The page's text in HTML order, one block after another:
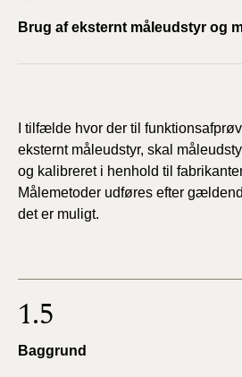
Brug af eksternt måleudstyr og
I tilfælde hvor der til
eksternt måleudstyr, skal
og kalibreret i henhold til
Målemetoder udføres efter
det er muligt.
1.5
Baggrund